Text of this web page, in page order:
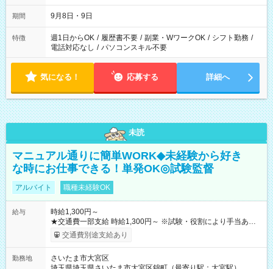
時間は変更となる可能性があります
期間 9月8日・9日
特徴 週1日からOK / 履歴書不要 / 副業・WワークOK / シフト勤務 /
電話対応なし / パソコンスキル不要
気になる！ 応募する 詳細へ
未読
マニュアル通りに簡単WORK◆未経験から好き
な時にお仕事できる！単発OK◎試験監督
アルバイト 職種未経験OK
給与
時給1,300円～
★交通費一部支給 時給1,300円～ ※試験・役割により手当あり
※勤務回数により昇給あり 【即給（前払い）オプションあ
り！】 希望される場合、勤務から1週間ほどで給与の一部を受け
例】 ・河合塾模擬試験 8:30～17:30（休憩1時間） 時給1,300円
交通費別途支給あり
勤務地
さいたま市大宮区